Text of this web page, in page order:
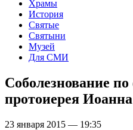
Храмы
История
Святые
Святыни
Музей
Для СМИ
Соболезнование
протоиерея
23 января 2015 — 19:35